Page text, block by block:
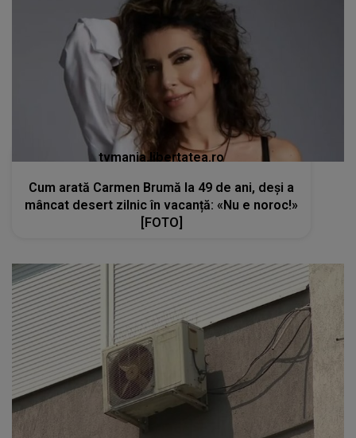
tvmania.libertatea.ro
Cum arată Carmen Brumă la 49 de ani, deși a
mâncat desert zilnic în vacanță: «Nu e noroc!»
[FOTO]